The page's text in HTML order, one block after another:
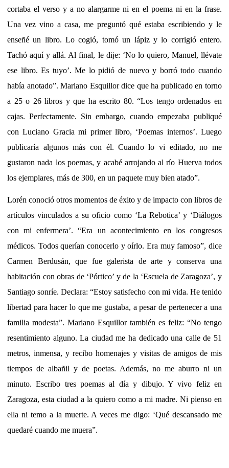
cortaba el verso y a no alargarme ni en el poema ni en la frase.
Una vez vino a casa, me preguntó qué estaba escribiendo y le
enseñé un libro. Lo cogió, tomó un lápiz y lo corrigió entero.
Tachó aquí y allá. Al final, le dije: ‘No lo quiero, Manuel, llévate
ese libro. Es tuyo’. Me lo pidió de nuevo y borró todo cuando
había anotado”. Mariano Esquillor dice que ha publicado en torno
a 25 o 26 libros y que ha escrito 80. “Los tengo ordenados en
cajas. Perfectamente. Sin embargo, cuando empezaba publiqué
con Luciano Gracia mi primer libro, ‘Poemas internos’. Luego
publicaría algunos más con él. Cuando lo vi editado, no me
gustaron nada los poemas, y acabé arrojando al río Huerva todos
los ejemplares, más de 300, en un paquete muy bien atado”.
Lorén conoció otros momentos de éxito y de impacto con libros de
artículos vinculados a su oficio como ‘La Rebotica’ y ‘Diálogos
con mi enfermera’. “Era un acontecimiento en los congresos
médicos. Todos querían conocerlo y oírlo. Era muy famoso”, dice
Carmen Berdusán, que fue galerista de arte y conserva una
habitación con obras de ‘Pórtico’ y de la ‘Escuela de Zaragoza’, y
Santiago sonríe. Declara: “Estoy satisfecho con mi vida. He tenido
libertad para hacer lo que me gustaba, a pesar de pertenecer a una
familia modesta”. Mariano Esquillor también es feliz: “No tengo
resentimiento alguno. La ciudad me ha dedicado una calle de 51
metros, inmensa, y recibo homenajes y visitas de amigos de mis
tiempos de albañil y de poetas. Además, no me aburro ni un
minuto. Escribo tres poemas al día y dibujo. Y vivo feliz en
Zaragoza, esta ciudad a la quiero como a mi madre. Ni pienso en
ella ni temo a la muerte. A veces me digo: ‘Qué descansado me
quedaré cuando me muera”.